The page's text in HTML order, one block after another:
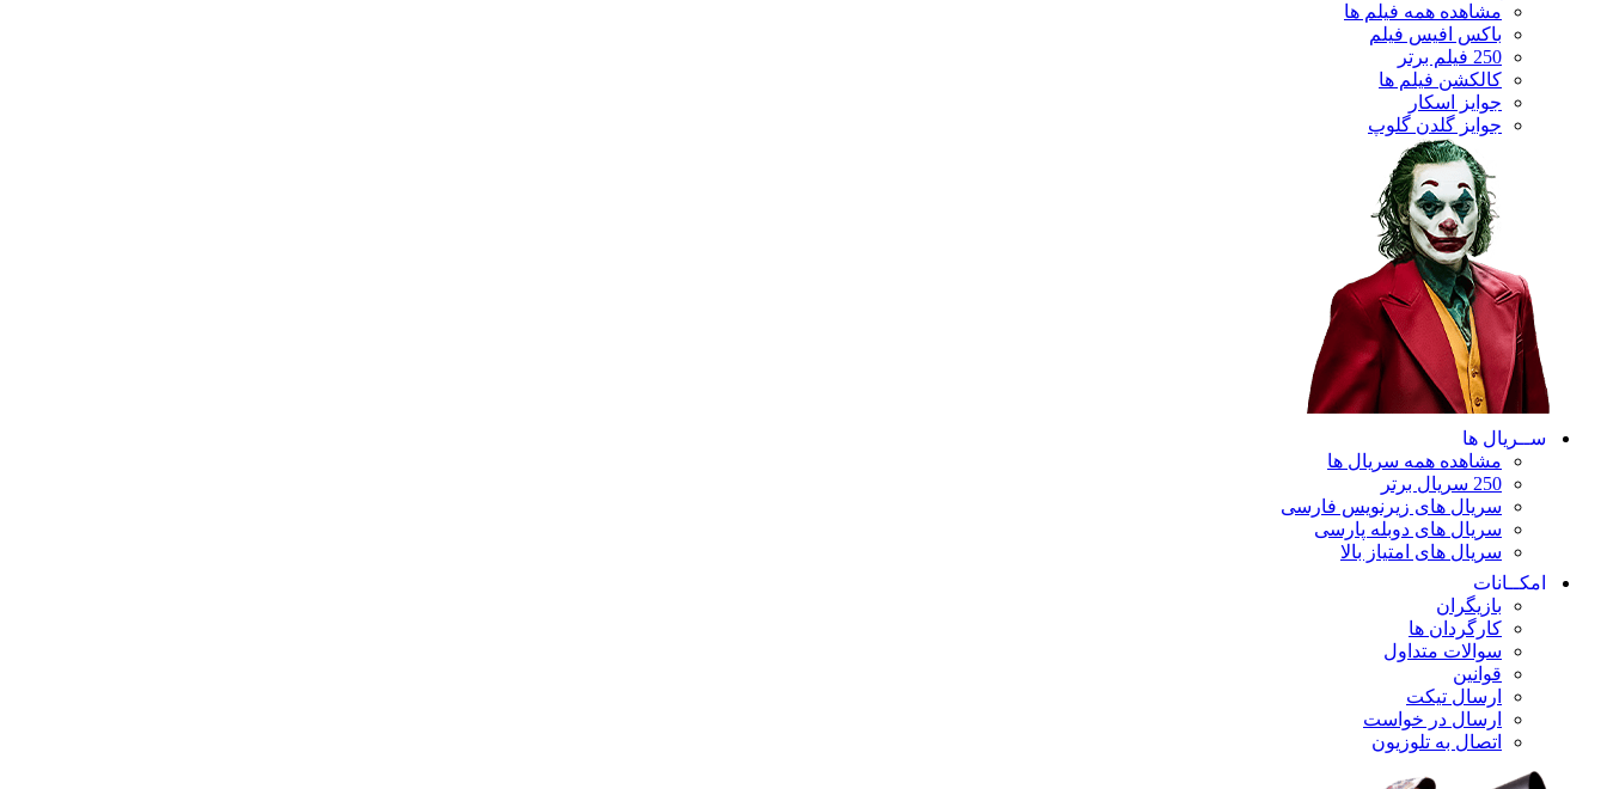
مشاهده همه فیلم ها
باکس افیس فیلم
250 فیلم برتر
کالکشن فیلم ها
جوایز اسکار
جوایز گلدن گلوپ
ســریال ها
مشاهده همه سریال ها
250 سریال برتر
سریال های زیرنویس فارسی
سریال های دوبله پارسی
سریال های امتیاز بالا
امکــانات
بازیگران
کارگردان ها
سوالات متداول
قوانین
ارسال تیکت
ارسال در خواست
اتصال به تلوزیون